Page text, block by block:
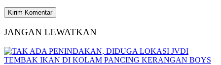
JANGAN LEWATKAN